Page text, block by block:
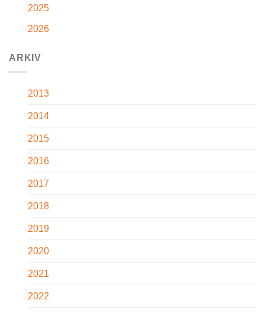
2025
2026
ARKIV
2013
2014
2015
2016
2017
2018
2019
2020
2021
2022